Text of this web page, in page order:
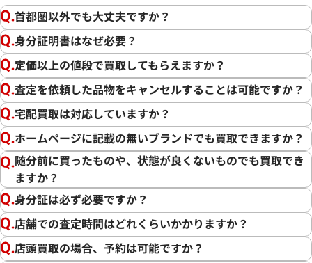
首都圏以外でも大丈夫ですか？
身分証明書はなぜ必要？
定価以上の値段で買取してもらえますか？
査定を依頼した品物をキャンセルすることは可能ですか？
宅配買取は対応していますか？
ホームページに記載の無いブランドでも買取できますか？
随分前に買ったものや、状態が良くないものでも買取でき
ますか？
身分証は必ず必要ですか？
店舗での査定時間はどれくらいかかりますか？
店頭買取の場合、予約は可能ですか？